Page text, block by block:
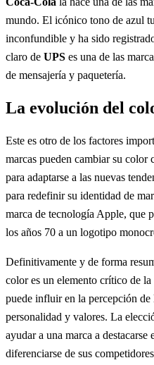
mundo. El icónico tono de azul
inconfundible y ha sido
claro de UPS es una de las
de mensajería y paquetería.
La evolución del
Este es otro de los factores
marcas pueden cambiar su
para adaptarse a las nuevas
para redefinir su identidad de
marca de tecnología Apple, que
los años 70 a un logotipo
Definitivamente y de forma
color es un elemento crítico de
puede influir en la percepción de
personalidad y valores. La
ayudar a una marca a
diferenciarse de sus